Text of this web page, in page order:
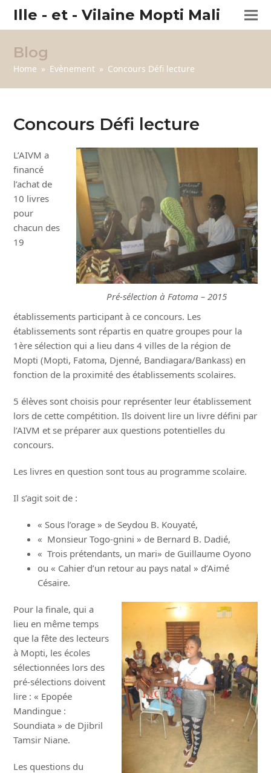
Ille - et - Vilaine Mopti Mali
Blog
Home » Evènement » Concours Défi lecture
Concours Défi lecture
Pré-sélection à Fatoma – 2015
L’AIVM a
financé
l’achat de
10 livres
pour
chacun des
19
établissements participant à ce concours. Les
établissements sont répartis en quatre groupes pour la
1ère sélection qui a lieu dans 4 villes de la région de
Mopti (Mopti, Fatoma, Djenné, Bandiagara/Bankass) en
fonction de la proximité des établissements scolaires.
5 élèves sont choisis pour représenter leur établissement
lors de cette compétition. Ils doivent lire un livre défini par
l’AIVM et se préparer aux questions potentielles du
concours.
Les livres en question sont tous au programme scolaire.
Il s’agit soit de :
« Sous l’orage » de Seydou B. Kouyaté,
« Monsieur Togo-gnini » de Bernard B. Dadié,
« Trois prétendants, un mari» de Guillaume Oyono
ou « Cahier d’un retour au pays natal » d’Aimé
Césaire.
Pour la finale, qui a
lieu en même temps
que la fête des lecteurs
à Mopti, les écoles
sélectionnées lors des
pré-sélections doivent
lire : « Epopée
Mandingue :
Soundiata » de Djibril
Tamsir Niane.
Les questions du